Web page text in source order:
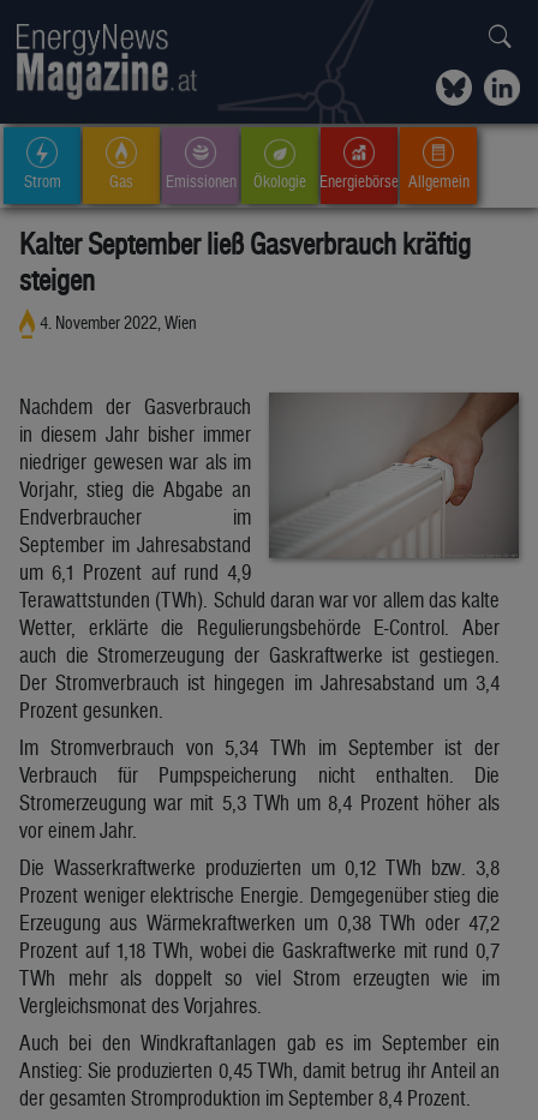
Strom Gas Emissionen Ökologie Energiebörse Allgemein
Kalter September ließ Gasverbrauch kräftig
steigen
4. November 2022, Wien
Nachdem der Gasverbrauch
in diesem Jahr bisher immer
niedriger gewesen war als im
Vorjahr, stieg die Abgabe an
Endverbraucher im
September im Jahresabstand
um 6,1 Prozent auf rund 4,9
Terawattstunden (TWh). Schuld daran war vor allem das kalte
Wetter, erklärte die Regulierungsbehörde E-Control. Aber
auch die Stromerzeugung der Gaskraftwerke ist gestiegen.
Der Stromverbrauch ist hingegen im Jahresabstand um 3,4
Prozent gesunken.
Im Stromverbrauch von 5,34 TWh im September ist der
Verbrauch für Pumpspeicherung nicht enthalten. Die
Stromerzeugung war mit 5,3 TWh um 8,4 Prozent höher als
vor einem Jahr.
Die Wasserkraftwerke produzierten um 0,12 TWh bzw. 3,8
Prozent weniger elektrische Energie. Demgegenüber stieg die
Erzeugung aus Wärmekraftwerken um 0,38 TWh oder 47,2
Prozent auf 1,18 TWh, wobei die Gaskraftwerke mit rund 0,7
TWh mehr als doppelt so viel Strom erzeugten wie im
Vergleichsmonat des Vorjahres.
Auch bei den Windkraftanlagen gab es im September ein
Anstieg: Sie produzierten 0,45 TWh, damit betrug ihr Anteil an
der gesamten Stromproduktion im September 8,4 Prozent.